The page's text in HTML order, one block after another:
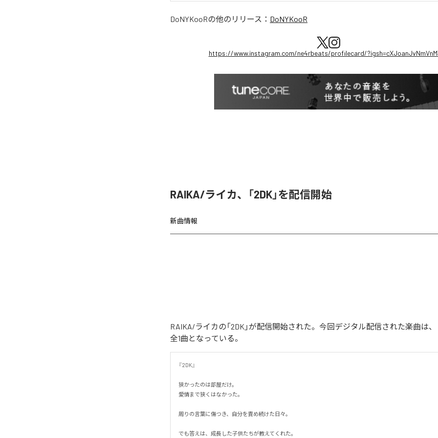
DoNYKooRの他のリリース： DoNYKooR
https://www.instagram.com/ne4rbeats/profilecard/
RAIKA/ライカ、「2DK」を配信開始
新曲情報
RAIKA/ライカの「2DK」が配信開始された。今回デジタル配信された楽曲は、
全1曲となっている。
『2DK』
狭かったのは部屋だけ。
愛情まで狭くはなかった。
周りの言葉に傷つき、自分を責め続けた日々。
でも答えは、成長した子供たちが教えてくれた。